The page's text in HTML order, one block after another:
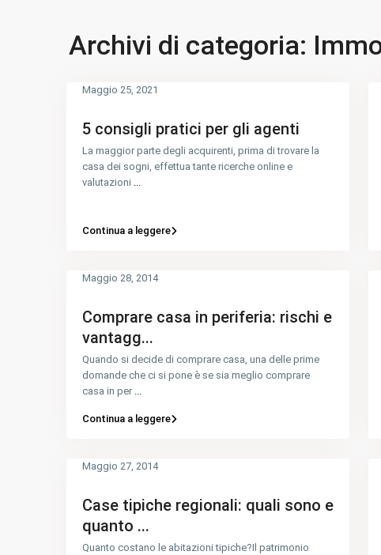
Archivi di categoria:
5 consigli pratici per gli agenti
Maggio 25, 2021
La maggior parte degli acquirenti, prima di trovare la
casa dei sogni, effettua tante ricerche online e
valutazioni ...
Continua a leggere
Comprare casa in periferia: rischi e
vantagg...
Maggio 28, 2014
Quando si decide di comprare casa, una delle prime
domande che ci si pone è se sia meglio comprare
casa in per ...
Continua a leggere
Case tipiche regionali: quali sono e
quanto ...
Maggio 27, 2014
Quanto costano le abitazioni tipiche?Il patrimonio